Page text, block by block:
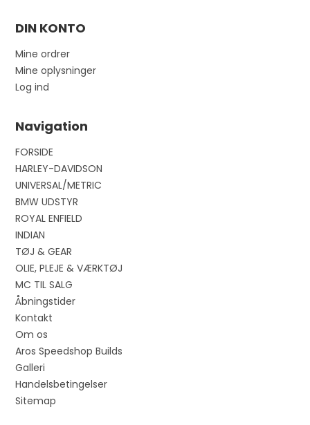
DIN KONTO
Mine ordrer
Mine oplysninger
Log ind
Navigation
FORSIDE
HARLEY-DAVIDSON
UNIVERSAL/METRIC
BMW UDSTYR
ROYAL ENFIELD
INDIAN
TØJ & GEAR
OLIE, PLEJE & VÆRKTØJ
MC TIL SALG
Åbningstider
Kontakt
Om os
Aros Speedshop Builds
Galleri
Handelsbetingelser
Sitemap